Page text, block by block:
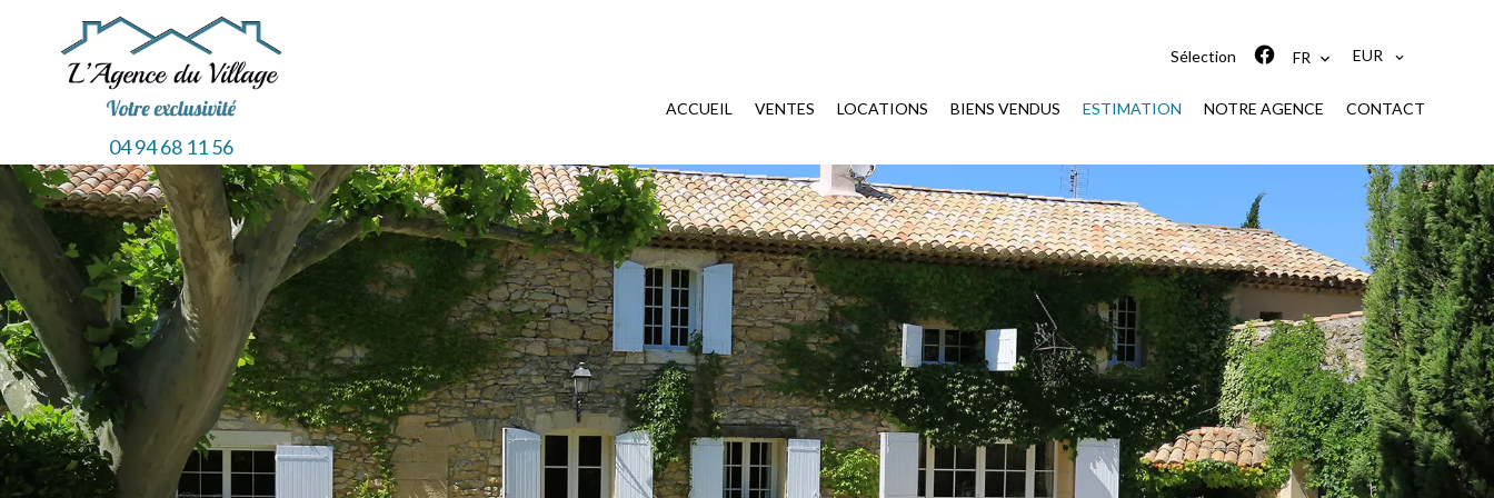
04 94 68 11 56
Sélection FR EUR
ACCUEIL VENTES LOCATIONS BIENS VENDUS ESTIMATION NOTRE AGENCE CONTACT